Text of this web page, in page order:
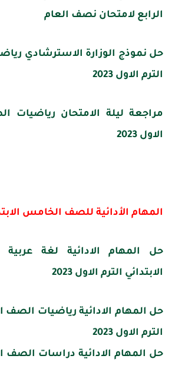
الرابع لامتحان نصف العام
حل نموذج الوزارة الاسترشادي
الترم الاول 2023
مراجعة ليلة الامتحان رياضيات
الاول 2023
المهام الأدائية للصف الخامس
حل المهام الادائية لغة
الابتدائي الترم الاول 2023
حل المهام الادائية رياضيات الصف
الترم الاول 2023
حل المهام الادائية دراسات الصف